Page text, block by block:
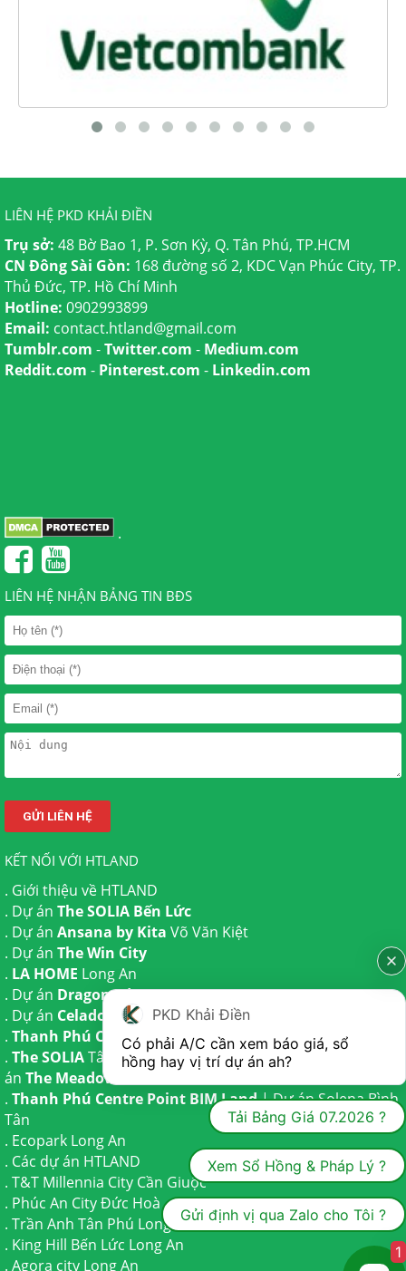
LIÊN HỆ PKD KHẢI ĐIỀN
Trụ sở: 48 Bờ Bao 1, P. Sơn Kỳ, Q. Tân Phú, TP.HCM
CN Đông Sài Gòn: 168 đường số 2, KDC Vạn Phúc City, TP.
Thủ Đức, TP. Hồ Chí Minh
Hotline: 0902993899
Email: contact.htland@gmail.com
Tumblr.com -Twitter.com - Medium.com
Reddit.com - Pinterest.com - Linkedin.com
.
LIÊN HỆ NHẬN BẢNG TIN BĐS
KẾT NỐI VỚI HTLAND
. Giới thiệu về HTLAND
. Dự án The SOLIA Bến Lức
. Dự án Ansana by Kita Võ Văn Kiệt
. Dự án The Win City
. LA HOME Long An
. Dự án Dragon Eden Long An
. Dự án Celadon City
Tân Phú
. Thanh Phú Centre PointBến Lức
. The SOLIATây Ninh | Dự ánThe AGULATrần Anh và Dự
án The Meadow
. Thanh Phú Centre Point BIM Land| Dự ánSolena Bình
Tân
. Ecopark Long An
. Các dự án HTLAND
. T&T Millennia City Cần Giuộc
. Phúc An CityĐức Hoà
. Trần Anh Tân Phú Long An
. King Hill Bến Lức Long An
. Agora city Long An
PKD Khải Điền
Có phải A/C cần xem báo giá, sổ
hồng hay vị trí dự án ah?
Tải Bảng Giá 07.2026 ?
Xem Sổ Hồng & Pháp Lý ?
Gửi định vị qua Zalo cho Tôi ?
1